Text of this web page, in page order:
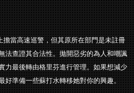
擔當高速巡警，但其原所在部門是未註冊
法查證其合法性。拋開惡劣的為人和嘲諷
力最後轉由格里芬進行管理。如果想減少
好準備一些蘇打水轉移她對你的興趣。